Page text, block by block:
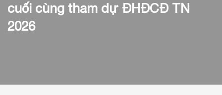
cuối cùng tham dự ĐHĐCĐ TN
2026